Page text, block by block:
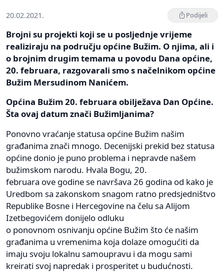
20.02.2021. Podijeli
Brojni su projekti koji se u posljednje vrijeme
realiziraju na području općine Bužim. O njima, ali i
o brojnim drugim temama u povodu Dana općine,
20. februara, razgovarali smo s načelnikom općine
Bužim Mersudinom Nanićem.
Općina Bužim 20. februara obilježava Dan Općine.
Šta ovaj datum znači Bužimljanima?
Ponovno vraćanje statusa općine Bužim našim
građanima znači mnogo. Decenijski prekid bez statusa
općine donio je puno problema i nepravde našem
bužimskom narodu. Hvala Bogu, 20.
februara ove godine se navršava 26 godina od kako je
Uredbom sa zakonskom snagom ratno predsjedništvo
Republike Bosne i Hercegovine na čelu sa Alijom
Izetbegovićem donijelo odluku
o ponovnom osnivanju općine Bužim što će našim
građanima u vremenima koja dolaze omogućiti da
imaju svoju lokalnu samoupravu i da mogu sami
kreirati svoj napredak i prosperitet u budućnosti.